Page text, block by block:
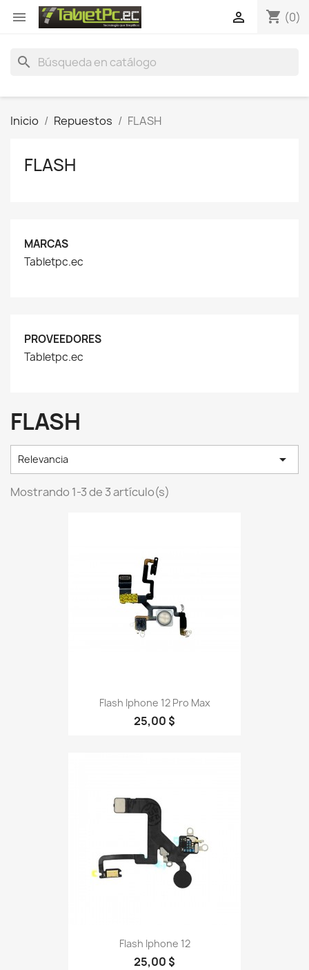
 shopping_cart (0)

search
Inicio Repuestos FLASH
FLASH
MARCAS
Tabletpc.ec
PROVEEDORES
Tabletpc.ec
FLASH
Relevancia 
Mostrando 1-3 de 3 artículo(s)
Flash Iphone 12 Pro Max
25,00 $
Flash Iphone 12
25,00 $